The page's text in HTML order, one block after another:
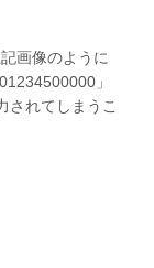
画像のように
」
されてしまうこ